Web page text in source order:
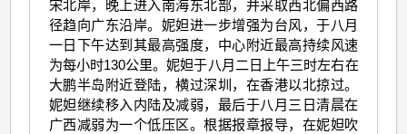
宋北岸，晚上进入南海东北部，并采取西北偏西路
径趋向广东沿岸。妮妲进一步增强为台风，于八月
一日下午达到其最高强度，中心附近最高持续风速
为每小时130公里。妮妲于八月二日上午三时左右在
大鹏半岛附近登陆，横过深圳，在香港以北掠过。
妮妲继续移入内陆及减弱，最后于八月三日清晨在
广西减弱为一个低压区。根据报章报导，在妮妲吹